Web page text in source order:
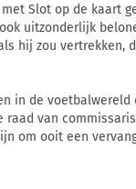
Slot op de kaart
uitzonderlijk
hij zou vertrekken,
in de voetbalwereld
van
om ooit een